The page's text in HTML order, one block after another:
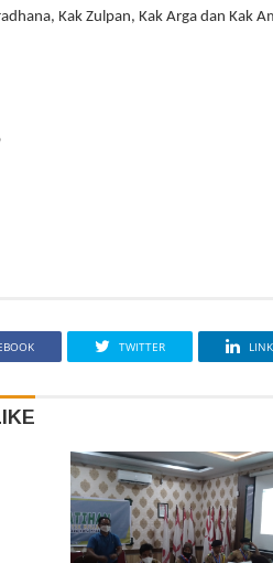
Kak Zulpan, Kak Arga dan Kak
TWITTER